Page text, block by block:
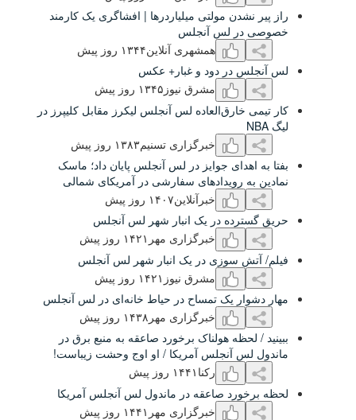
مولتی میلیاردرها | افشاگری یک کارمند
لس آنجلس
همشهری آنلاین۱٣۴۴ روز پیش
در دود و غبار+ عکس
۱٣۴۵ روز پیش
خارق‌العاده لس آنجلس لیکرز مقابل کلیپرز در
خبرگزاری تسنیم
۱٣۸٣ روز پیش
جوایز در لس آنجلس پایان داد؛ ماسک
رویدادهای سفارشی در آمریکای شمالی
۱۴۰۷ روز پیش
در یک انبار شهر لس آنجلس
خبرگزاری مهر۱۴۲۱ روز پیش
سوزی در یک انبار شهر لس آنجلس
۱۴۲۱ روز پیش
یک تمساح در حیاط خانه‌ای در لس آنجلس
خبرگزاری مهر۱۴٣۸ روز پیش
هولناک برخورد صاعقه به منبع برق در
آنجلس آمریکا / او اوج وحشت زیباست!
صاعقه در ماندول لس آنجلس آمریکا
خبرگزاری مهر۱۴۴۱ روز پیش